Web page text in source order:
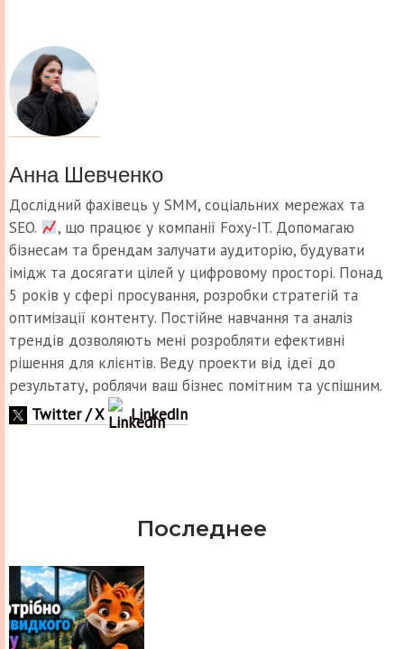
Анна Шевченко
Дослідний фахівець у SMM, соціальних мережах та
SEO.
, що працює у компанії Foxy-IT. Допомагаю
бізнесам та брендам залучати аудиторію, будувати
імідж та досягати цілей у цифровому просторі. Понад
5 років у сфері просування, розробки стратегій та
оптимізації контенту. Постійне навчання та аналіз
трендів дозволяють мені розробляти ефективні
рішення для клієнтів. Веду проекти від ідеї до
результату, роблячи ваш бізнес помітним та успішним.
Twitter / X
LinkedIn
Последнее